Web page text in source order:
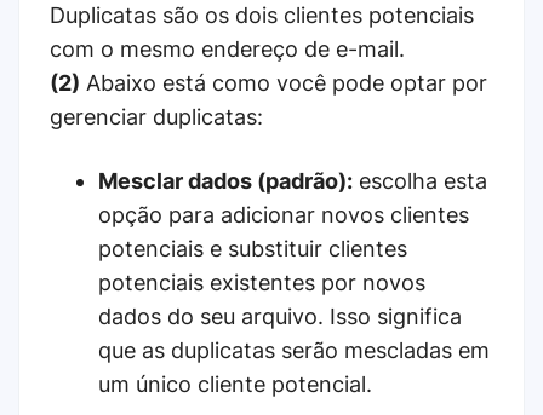
Duplicatas são os dois clientes potenciais
com o mesmo endereço de e-mail.
(2) Abaixo está como você pode optar por
gerenciar duplicatas:
Mesclar dados (padrão): escolha esta
opção para adicionar novos clientes
potenciais e substituir clientes
potenciais existentes por novos
dados do seu arquivo. Isso significa
que as duplicatas serão mescladas em
um único cliente potencial.